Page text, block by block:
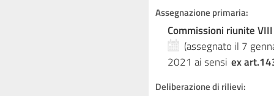
Assegnazione primaria:
Commissioni riunite
(assegnato il 7
2021 ai sensi ex
Deliberazione di rilievi: